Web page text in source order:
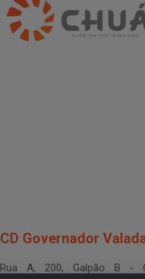
CD Governador
Rua A, 200, Galpão B -